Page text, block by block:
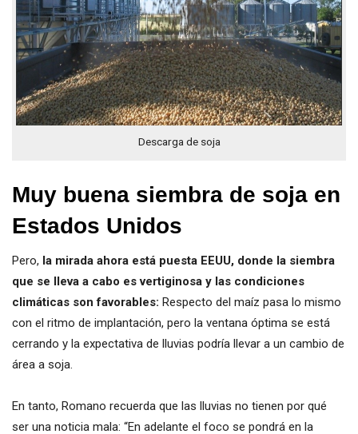
Descarga de soja
Muy buena siembra de soja en
Estados Unidos
Pero, la mirada ahora está puesta EEUU, donde la siembra
que se lleva a cabo es vertiginosa y las condiciones
climáticas son favorables: Respecto del maíz pasa lo mismo
con el ritmo de implantación, pero la ventana óptima se está
cerrando y la expectativa de lluvias podría llevar a un cambio de
área a soja.
En tanto, Romano recuerda que las lluvias no tienen por qué
ser una noticia mala: “En adelante el foco se pondrá en la